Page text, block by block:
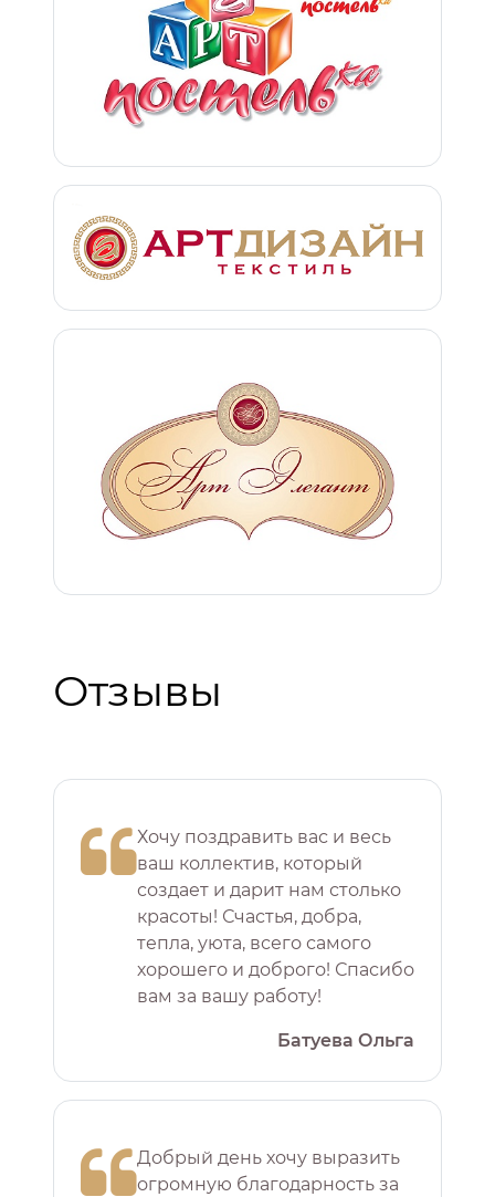
Отзывы
Хочу поздравить вас и весь
ваш коллектив, который
создает и дарит нам столько
красоты! Счастья, добра,
тепла, уюта, всего самого
хорошего и доброго! Спасибо
вам за вашу работу!
Батуева Ольга
Добрый день хочу выразить
огромную благодарность за